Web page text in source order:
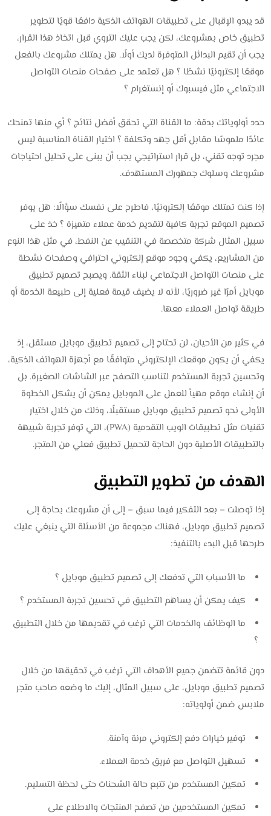
قد يبدو الإقبال على تطبيقات الهواتف الذكية دافعًا قويًا لتطوير
تطبيق خاص بمشروعك، لكن يجب عليك التروي قبل اتخاذ هذا القرار،
يجب أن تقيم البدائل المتوفرة لديك أولًا. هل يمتلك مشروعك بالفعل
موقعًا إلكترونيًا نشطًا ؟ هل تعتمد على صفحات منصات التواصل
الاجتماعي مثل فيسبوك أو إنستغرام ؟
حدد أولوياتك بدقة: ما القناة التي تحقق أفضل نتائج ؟ أي منها تمنحك
عائدًا ملموسًا مقابل أقل جهد وتكلفة ؟ اختيار القناة المناسبة ليس
مجرد توجه تقني، بل قرار استراتيجي يجب أن يبنى على تحليل احتياجات
مشروعك وسلوك جمهورك المستهدف.
إذا كنت تمتلك موقعًا إلكترونيًا، فاطرح على نفسك سؤالًا: هل يوفر
تصميم الموقع تجربة كافية لتقديم خدمة عملاء متميزة ؟ خذ على
سبيل المثال شركة متخصصة في التنقيب عن النفط، في مثل هذا النوع
من المشاريع، يكفي وجود موقع إلكتروني احترافي وصفحات نشطة
على منصات التواصل الاجتماعي لبناء الثقة. ويصبح تصميم تطبيق
موبايل أمرًا غير ضروريًا، لأنه لا يضيف قيمة فعلية إلى طبيعة الخدمة أو
طريقة تواصل العملاء معها.
في كثير من الأحيان، لن تحتاج إلى تصميم تطبيق موبايل مستقل، إذ
يكفي أن يكون موقعك الإلكتروني متوافقًا مع أجهزة الهواتف الذكية،
وتحسين تجربة المستخدم لتناسب التصفح عبر الشاشات الصغيرة. بل
أن إنشاء موقع مهيأ للعمل على الموبايل يمكن أن يشكل الخطوة
الأولى نحو تصميم تطبيق موبايل مستقبلًا، وذلك من خلال اختيار
تقنيات مثل تطبيقات الويب التقدمية (PWA)، التي توفر تجربة شبيهة
بالتطبيقات الأصلية دون الحاجة لتحميل تطبيق فعلي من المتجر.
الهدف من تطوير التطبيق
إذا توصلت – بعد التفكير فيما سبق – إلى أن مشروعك بحاجة إلى
تصميم تطبيق موبايل، فهناك مجموعة من الأسئلة التي ينبغي عليك
طرحها قبل البدء بالتنفيذ:
ما الأسباب التي تدفعك إلى تصميم تطبيق موبايل ؟
كيف يمكن أن يساهم التطبيق في تحسين تجربة المستخدم ؟
ما الوظائف والخدمات التي ترغب في تقديمها من خلال التطبيق
؟
دون قائمة تتضمن جميع الأهداف التي ترغب في تحقيقها من خلال
تصميم تطبيق موبايل، على سبيل المثال، إليك ما وضعه صاحب متجر
ملابس ضمن أولوياته:
توفير خيارات دفع إلكتروني مرنة وآمنة.
تسهيل التواصل مع فريق خدمة العملاء.
تمكين المستخدم من تتبع حالة الشحنات حتى لحظة التسليم.
تمكين المستخدمين من تصفح المنتجات والاطلاع على